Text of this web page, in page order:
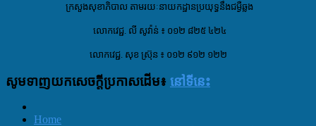
ក្រសួងសុខាភិបាល តាមរយៈនាយកដ្ឋានប្រយុទ្ធនឹងជម្ងឺឆ្លង
លោកវេជ្ជ. លី សូវ៉ាន់ ៖ ០១២ ៨២៥ ៤២៤
លោកវេជ្ជ. សុខ ស៊្រុន ៖ ០១២ ៩១២ ១២២
សូមទាញយកសេចក្តីប្រកាសដើម៖ នៅទីនេះ
Home